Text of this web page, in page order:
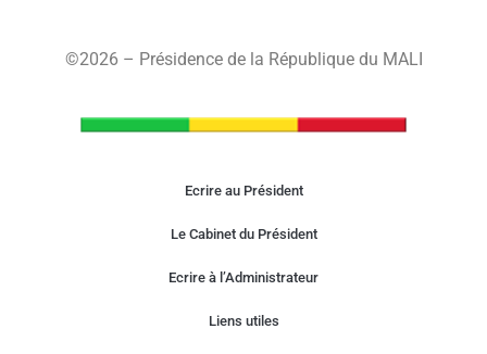
©2026 – Présidence de la République du MALI
Ecrire au Président
Le Cabinet du Président
Ecrire à l’Administrateur
Liens utiles